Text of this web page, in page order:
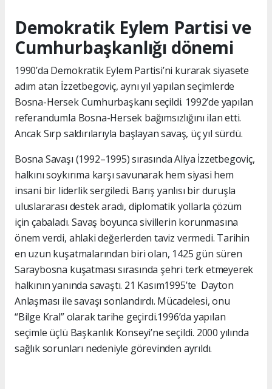
Demokratik Eylem Partisi ve
Cumhurbaşkanlığı dönemi
1990’da Demokratik Eylem Partisi’ni kurarak siyasete
adım atan İzzetbegoviç, aynı yıl yapılan seçimlerde
Bosna-Hersek Cumhurbaşkanı seçildi. 1992’de yapılan
referandumla Bosna-Hersek bağımsızlığını ilan etti.
Ancak Sırp saldırılarıyla başlayan savaş, üç yıl sürdü.
Bosna Savaşı (1992–1995) sırasında Aliya İzzetbegoviç,
halkını soykırıma karşı savunarak hem siyasi hem
insani bir liderlik sergiledi. Barış yanlısı bir duruşla
uluslararası destek aradı, diplomatik yollarla çözüm
için çabaladı. Savaş boyunca sivillerin korunmasına
önem verdi, ahlaki değerlerden taviz vermedi. Tarihin
en uzun kuşatmalarından biri olan, 1425 gün süren
Saraybosna kuşatması sırasında şehri terk etmeyerek
halkının yanında savaştı. 21 Kasım1995’te Dayton
Anlaşması ile savaşı sonlandırdı. Mücadelesi, onu
“Bilge Kral” olarak tarihe geçirdi.1996’da yapılan
seçimle üçlü Başkanlık Konseyi’ne seçildi. 2000 yılında
sağlık sorunları nedeniyle görevinden ayrıldı.